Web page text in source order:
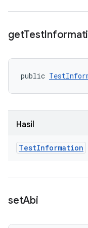
getTest
public
Hasil
TestInformation
setAbi